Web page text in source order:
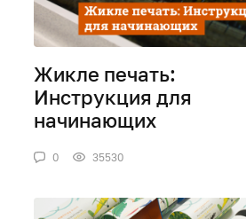
Жикле печать:
Инструкция для
начинающих
0 35530